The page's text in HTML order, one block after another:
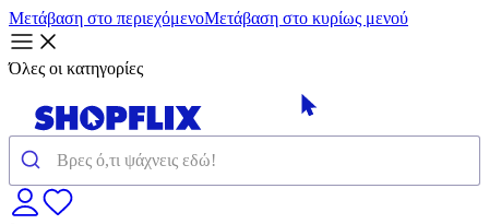
Μετάβαση στο περιεχόμενοΜετάβαση στο κυρίως μενού
Όλες οι κατηγορίες